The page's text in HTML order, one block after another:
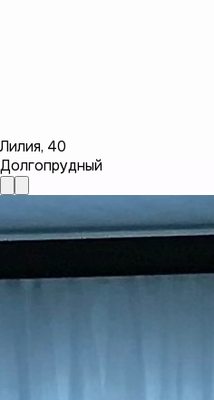
Лилия, 40
Долгопрудный